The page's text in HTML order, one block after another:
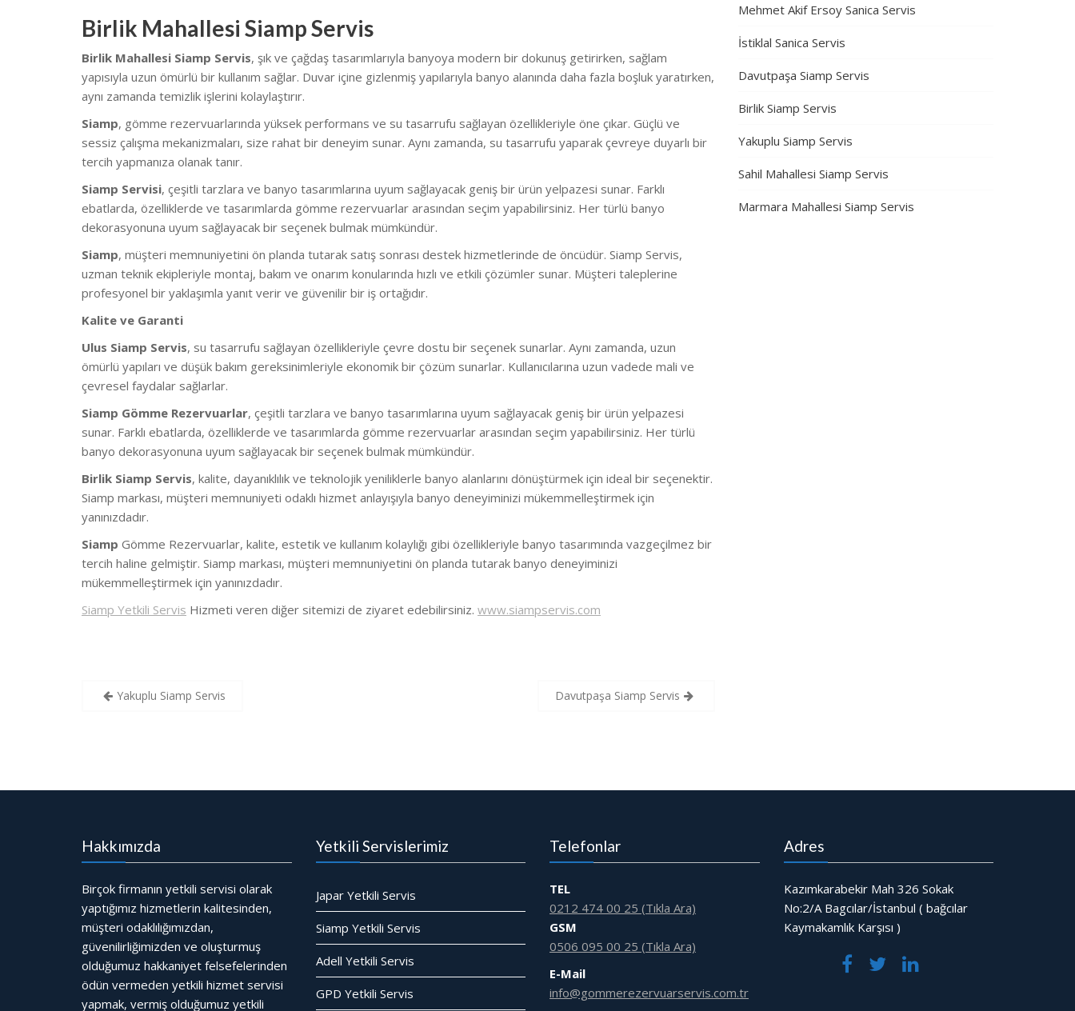
Birlik Mahallesi Siamp Servis
Birlik Mahallesi Siamp Servis, şık ve çağdaş tasarımlarıyla banyoya modern bir dokunuş getirirken, sağlam
yapısıyla uzun ömürlü bir kullanım sağlar. Duvar içine gizlenmiş yapılarıyla banyo alanında daha fazla boşluk yaratırken,
aynı zamanda temizlik işlerini kolaylaştırır.
Siamp, gömme rezervuarlarında yüksek performans ve su tasarrufu sağlayan özellikleriyle öne çıkar. Güçlü ve
sessiz çalışma mekanizmaları, size rahat bir deneyim sunar. Aynı zamanda, su tasarrufu yaparak çevreye duyarlı bir
tercih yapmanıza olanak tanır.
Siamp Servisi, çeşitli tarzlara ve banyo tasarımlarına uyum sağlayacak geniş bir ürün yelpazesi sunar. Farklı
ebatlarda, özelliklerde ve tasarımlarda gömme rezervuarlar arasından seçim yapabilirsiniz. Her türlü banyo
dekorasyonuna uyum sağlayacak bir seçenek bulmak mümkündür.
Siamp, müşteri memnuniyetini ön planda tutarak satış sonrası destek hizmetlerinde de öncüdür. Siamp Servis,
uzman teknik ekipleriyle montaj, bakım ve onarım konularında hızlı ve etkili çözümler sunar. Müşteri taleplerine
profesyonel bir yaklaşımla yanıt verir ve güvenilir bir iş ortağıdır.
Kalite ve Garanti
Ulus Siamp Servis, su tasarrufu sağlayan özellikleriyle çevre dostu bir seçenek sunarlar. Aynı zamanda, uzun
ömürlü yapıları ve düşük bakım gereksinimleriyle ekonomik bir çözüm sunarlar. Kullanıcılarına uzun vadede mali ve
çevresel faydalar sağlarlar.
Siamp Gömme Rezervuarlar, çeşitli tarzlara ve banyo tasarımlarına uyum sağlayacak geniş bir ürün yelpazesi
sunar. Farklı ebatlarda, özelliklerde ve tasarımlarda gömme rezervuarlar arasından seçim yapabilirsiniz. Her türlü
banyo dekorasyonuna uyum sağlayacak bir seçenek bulmak mümkündür.
Birlik Siamp Servis, kalite, dayanıklılık ve teknolojik yeniliklerle banyo alanlarını dönüştürmek için ideal bir seçenektir.
Siamp markası, müşteri memnuniyeti odaklı hizmet anlayışıyla banyo deneyiminizi mükemmelleştirmek için
yanınızdadır.
Siamp Gömme Rezervuarlar, kalite, estetik ve kullanım kolaylığı gibi özellikleriyle banyo tasarımında vazgeçilmez bir
tercih haline gelmiştir. Siamp markası, müşteri memnuniyetini ön planda tutarak banyo deneyiminizi
mükemmelleştirmek için yanınızdadır.
Siamp Yetkili Servis Hizmeti veren diğer sitemizi de ziyaret edebilirsiniz. www.siampservis.com
YazıYakuplu Siamp Servis Davutpaşa Siamp Servis
Mehmet Akif Ersoy Sanica Servis
İstiklal Sanica Servis
Davutpaşa Siamp Servis
Birlik Siamp Servis
Yakuplu Siamp Servis
Sahil Mahallesi Siamp Servis
Marmara Mahallesi Siamp Servis
Hakkımızda
Birçok firmanın yetkili servisi olarak
yaptığımız hizmetlerin kalitesinden,
müşteri odaklılığımızdan,
güvenilirliğimizden ve oluşturmuş
olduğumuz hakkaniyet felsefelerinden
ödün vermeden yetkili hizmet servisi
yapmak, vermiş olduğumuz yetkili
Yetkili Servislerimiz
Japar Yetkili Servis
Siamp Yetkili Servis
Adell Yetkili Servis
GPD Yetkili Servis
Telefonlar
TEL
0212 474 00 25 (Tıkla Ara)
GSM
0506 095 00 25 (Tıkla Ara)
E-Mail
info@gommerezervuarservis.com.tr
Adres
Kazımkarabekir Mah 326 Sokak
No:2/A Bagcılar/İstanbul ( bağcılar
Kaymakamlık Karşısı )